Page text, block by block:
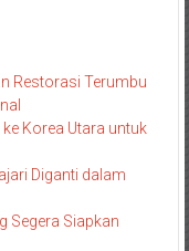
Restorasi Terumbu
Korea Utara untuk
Diganti dalam
Segera Siapkan